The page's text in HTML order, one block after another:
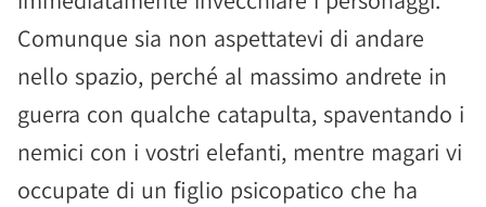
Comunque sia non aspettatevi di andare
nello spazio, perché al massimo andrete in
guerra con qualche catapulta, spaventando i
nemici con i vostri elefanti, mentre magari vi
occupate di un figlio psicopatico che ha